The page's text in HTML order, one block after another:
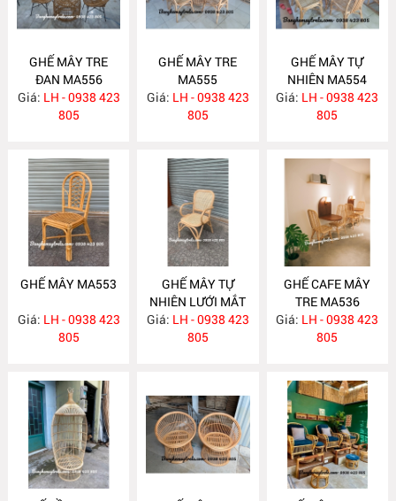
GHẾ MÂY TRE
ĐAN MA556
Giá: LH - 0938 423
805
GHẾ MÂY TRE
MA555
Giá: LH - 0938 423
805
GHẾ MÂY TỰ
NHIÊN MA554
Giá: LH - 0938 423
805
GHẾ MÂY MA553
Giá: LH - 0938 423
805
GHẾ MÂY TỰ
NHIÊN LƯỚI MẮT
CÁO MA540
Giá: LH - 0938 423
805
GHẾ CAFE MÂY
TRE MA536
Giá: LH - 0938 423
805